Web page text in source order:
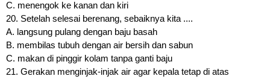
C. menengok ke kanan dan kiri
20. Setelah selesai berenang, sebaiknya kita ....
A. langsung pulang dengan baju basah
B. membilas tubuh dengan air bersih dan sabun
C. makan di pinggir kolam tanpa ganti baju
21. Gerakan menginjak-injak air agar kepala tetap di atas